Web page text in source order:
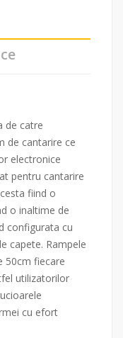
de catre
de cantarire ce
electronice
pentru cantarire
fiind o
o inaltime de
configurata cu
capete. Rampele
50cm fiecare
utilizatorilor
cu efort